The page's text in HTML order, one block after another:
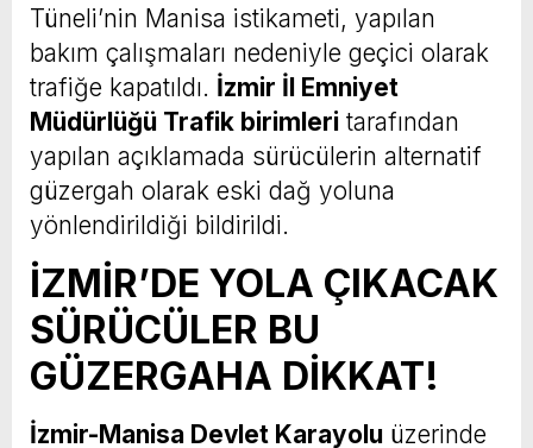
Tüneli’nin Manisa istikameti, yapılan
bakım çalışmaları nedeniyle geçici olarak
trafiğe kapatıldı. İzmir İl Emniyet
Müdürlüğü Trafik birimleri tarafından
yapılan açıklamada sürücülerin alternatif
güzergah olarak eski dağ yoluna
yönlendirildiği bildirildi.
İZMİR’DE YOLA ÇIKACAK
SÜRÜCÜLER BU
GÜZERGAHA DİKKAT!
İzmir-Manisa Devlet Karayolu üzerinde